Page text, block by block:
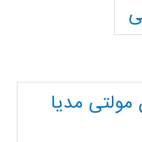
مولتی مدیا